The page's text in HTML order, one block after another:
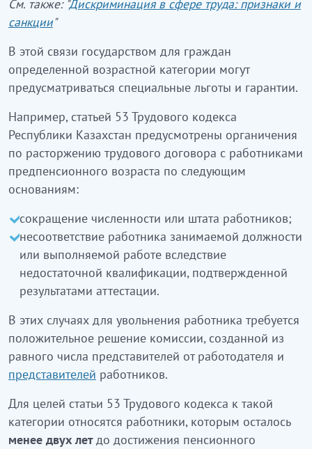
См. также: "Дискриминация в сфере труда: признаки и
санкции"
В этой связи государством для граждан
определенной возрастной категории могут
предусматриваться специальные льготы и гарантии.
Например, статьей 53 Трудового кодекса
Республики Казахстан предусмотрены органичения
по расторжению трудового договора с работниками
предпенсионного возраста по следующим
основаниям:
сокращение численности или штата работников;
несоответствие работника занимаемой должности
или выполняемой работе вследствие
недостаточной квалификации, подтвержденной
результатами аттестации.
В этих случаях для увольнения работника требуется
положительное решение комиссии, созданной из
равного числа представителей от работодателя и
представителей работников.
Для целей статьи 53 Трудового кодекса к такой
категории относятся работники, которым осталось
менее двух летдо достижения пенсионного